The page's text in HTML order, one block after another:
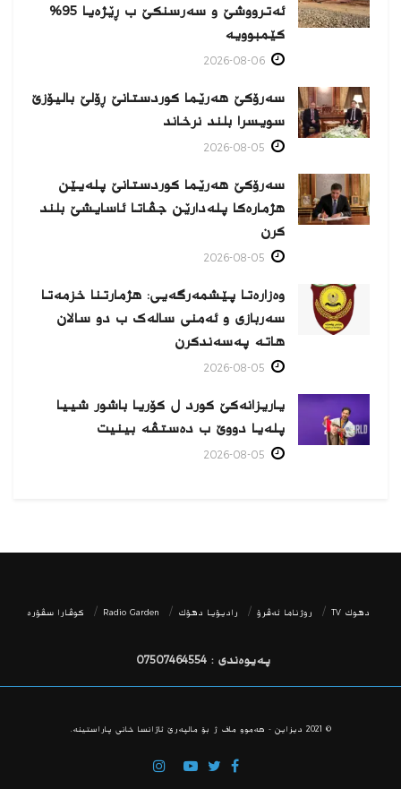
ئەترووشێ و سەرسنكێ ب ڕێژەیا 95%
كێمبوویە
سەرۆکێ هەرێما کوردستانێ ڕۆلێ بالیۆزێ
سویسرا بلند نرخاند
سەرۆکێ هەرێما کوردستانێ پلەیێن
هژمارەكا پلەدارێن جڤاتا ئاسایشێ بلند
كرن
وەزارەتا پێشمەرگەیی: هژمارتنا خزمەتا
سەربازی و ئەمنی سالەک ب دو سالان
هاتە پەسەندكرن
یاریزانەكێ کورد ل کۆریا باشور شییا
پلەیا دووێ ب دەستڤە بینیت
دھوك TV روژناما ئەڤرۆ رادیۆیا دهۆك Radio Garden كوڤارا سڤۆره‌
پەیوەندی : 07507464554
© 2021 دیزاین - هه‌موو ماف ژ بۆ مالپه‌رێ ئاژانسا خانی پاراستینه‌.